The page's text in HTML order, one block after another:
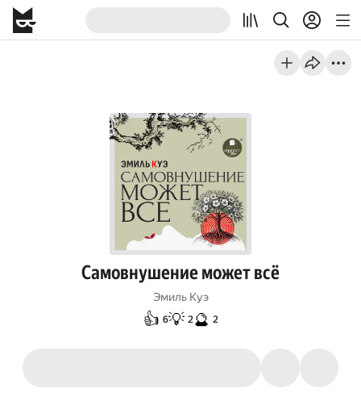
Самовнушение может всё
Эмиль Куэ
👍 6💡 2🔮 2